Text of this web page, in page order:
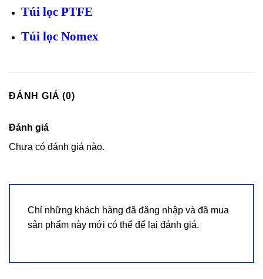
Túi lọc PTFE
Túi lọc Nomex
ĐÁNH GIÁ (0)
Đánh giá
Chưa có đánh giá nào.
Chỉ những khách hàng đã đăng nhập và đã mua
sản phẩm này mới có thể để lại đánh giá.